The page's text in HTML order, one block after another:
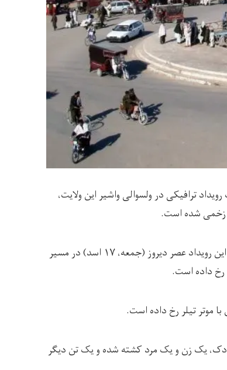
ترافیکی در ولسوالی واشیر این ولایت،
زخمی شده است.
در خبرنامه‌ی فرماندهی امنیه‌ی طالبان در هلمند آمده است که این رویداد عصر دیروز (جمعه، ۱۷ اسد) در مسیر
رخ داده است.
موتر تیلر رخ داده است.
یک زن و یک مرد کشته شده و یک تن ديگر